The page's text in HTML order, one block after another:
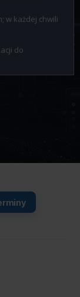
w każdej chwili
do